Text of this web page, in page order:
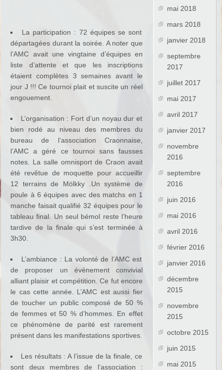
La participation : 72 équipes se sont
départagées durant la soirée. A noter que
l’AMC avait une vingtaine d’équipes en
liste d’attente et que les inscriptions
étaient complètes 3 semaines avant le
jour J !!! Ce tournoi plait et suscite un réel
engouement.
L’organisation : Fort d’un noyau dur et
bien rodé au niveau des membres du
bureau de l’association Craonnaise,
l’AMC a géré ce tournoi sans fausses
notes. La salle omnisport de Craon avait
été revêtue de moquette pour accueillir
12 terrains de Mölkky .Un système de
poule à 6 équipes avec des matchs en 1
manche faisait qualifié 32 équipes pour le
tableau final. Un seul bémol reste l’heure
tardive de la finale qui s’est terminée à
3h30.
L’ambiance : La volonté de l’AMC est
de proposer un événement convivial
alliant plaisir et compétition. Ce fut encore
le cas cette année. L’AMC est aussi fier
de toucher un public composé de 50 %
de femmes et 50 % d’hommes. En effet
ce phénomène de parité est rarement
présent dans les manifestations sportives.
Les résultats : A l’issue de la finale, ce
sont deux membres de l’association :
mai 2018
mars 2018
janvier 2018
septembre
2017
juillet 2017
mai 2017
avril 2017
janvier 2017
novembre
2016
septembre
2016
juin 2016
mai 2016
avril 2016
février 2016
janvier 2016
décembre
2015
novembre
2015
octobre 2015
juin 2015
mai 2015